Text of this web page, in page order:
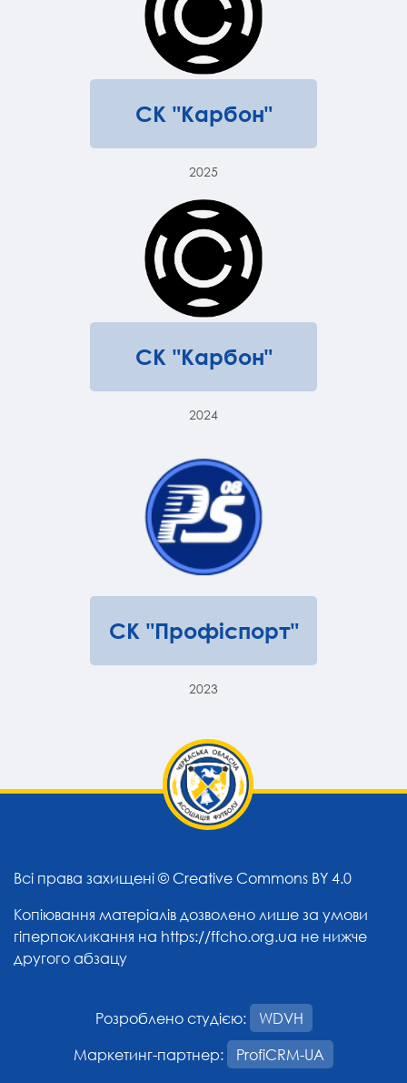
СК "Карбон"
2025
СК "Карбон"
2024
СК "Профіспорт"
2023
Всі права захищені © Creative Commons BY 4.0
Копіювання матеріалів дозволено лише за умови
гіперпокликання на https://ffcho.org.ua не нижче
другого абзацу
Розроблено студією:
WDVH
Маркетинг-партнер:
ProfiCRM-UA